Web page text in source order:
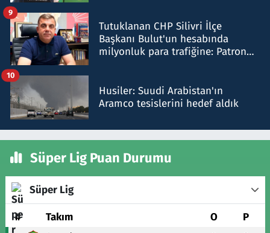
Tutuklanan CHP Silivri İlçe
Başkanı Bulut'un hesabında
milyonluk para trafiğine: Patron
9
Husiler: Suudi Arabistan'ın
Aramco tesislerini hedef aldık
10
Süper Lig Puan Durumu
Süper Lig
# Takım O P